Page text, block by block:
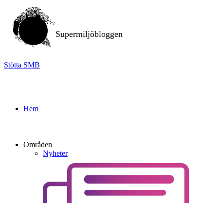
Supermiljöbloggen
Stötta SMB
Hem
Områden
Nyheter